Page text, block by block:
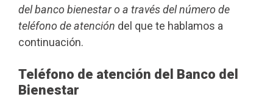
del banco bienestar o a través del número de
teléfono de atención del que te hablamos a
continuación.
Teléfono de atención del Banco del
Bienestar